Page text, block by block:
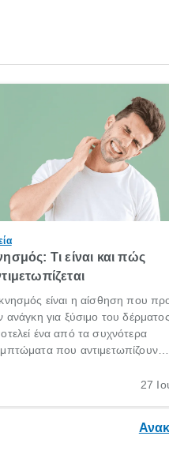
Τι είναι και πώς
είναι η αίσθηση που
ανάγκη για ξύσιμο του
ένα από τα συχνότερα
που αντιμετωπίζουν
για το «κνησμός τι27